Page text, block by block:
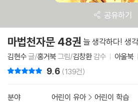
공유하기
마법천자문 48권 늘 생각하다! 생
김현수글/홍거북그림/김창환감수 아울북
9.6 (139건)
분야 어린이 유아> 어린이 학습